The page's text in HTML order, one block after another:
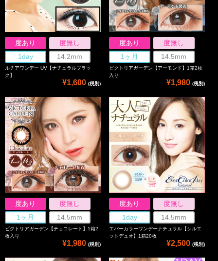
度あり
度無し
1day
14.2mm
ルチアワンデー UV【ナチュラルブラッ
ク】
¥1,600 (税別)
度あり
度無し
1ヶ月
14.5mm
ビクトリアガーデン【アーモンド】1箱2枚
入り
¥1,980 (税別)
度あり
度無し
1ヶ月
14.5mm
ビクトリアガーデン【チョコレート】1箱2
枚入り
¥1,980 (税別)
度あり
度無し
1day
14.5mm
エバーカラーワンデーナチュラル【シルエ
ットデュオ】1箱20枚
¥2,500 (税別)